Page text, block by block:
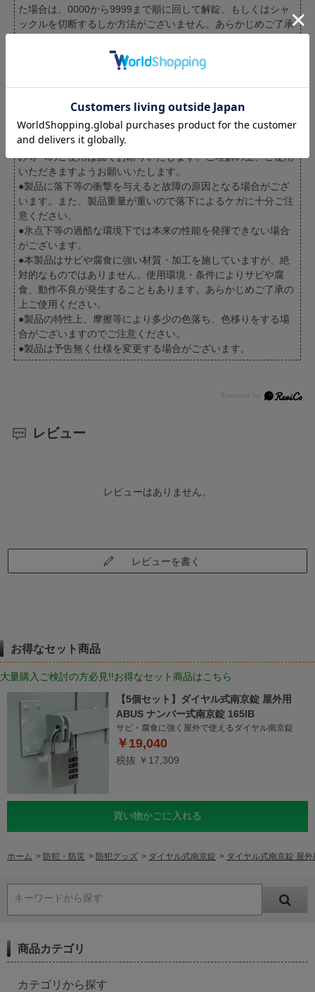
た場合は、0000から9999まで順に回して解錠、もしくはシャ
ックルを切断するしか方法がございません。あらかじめご了承
●番号のお忘れ、お問い合わせに関しまして、当社では一切対
のはございません。万一の事故、第三者による犯罪、トラブ
ル、製品の限界を超えた破壊、不正開錠等が発生いたしまして
も当社は一切の補償、弁償等は行いません。また監禁、とじ込
み等へのご使用は固くお断りいたします。ご理解の上、ご使用
いただきますようお願いいたします。
●製品に落下等の衝撃を与えると故障の原因となる場合がござ
います。また、製品重量が重いので落下によるケガに十分ご注
意ください。
●氷点下等の過酷な環境下では本来の性能を発揮できない場合
がございます。
●本製品はサビや腐食に強い材質・加工を施していますが、絶
対的なものではありません。使用環境・条件によりサビや腐
食、動作不良が発生することもあります。あらかじめご了承の
上ご使用ください。
●製品の特性上、摩擦等により多少の色落ち、色移りをする場
合がございますのでご注意ください。
●製品は予告無く仕様を変更する場合がございます。
レビュー
レビューはありません。
レビューを書く
お得なセット商品
大量購入ご検討の方必見!!お得なセット商品はこちら
【5個セット】ダイヤル式南京錠 屋外用
ABUS ナンバー式南京錠 165IB
サビ・腐食に強く屋外で使えるダイヤル南京錠
￥19,040
税抜 ￥17,309
買い物かごに入れる
ホーム > 防犯・防災 > 防犯グッズ > ダイヤル式南京錠 > ダイヤル式南京錠 屋
キーワードから探す
商品カテゴリ
カテゴリから探す